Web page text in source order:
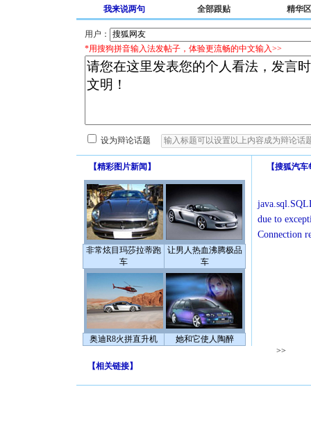
我来说两句 全部跟贴 精华区
用户：
*用搜狗拼音输入法发帖子，体验更流畅的中文输入>>
设为辩论话题
【精彩图片新闻 】
非常炫目玛莎拉蒂跑
车
让男人热血沸腾极品
车
奥迪R8火拼直升机 她和它使人陶醉
【搜狐汽车
due to
Connection
>>
【相关链接】